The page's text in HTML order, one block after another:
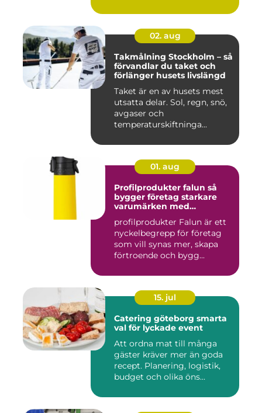
02. aug
Takmålning Stockholm – så
förvandlar du taket och
förlänger husets livslängd
Taket är en av husets mest
utsatta delar. Sol, regn, snö,
avgaser och
temperaturskiftninga...
01. aug
Profilprodukter falun så
bygger företag starkare
varumärken med
profilprodukter Falun är ett
nyckelbegrepp för företag
som vill synas mer, skapa
förtroende och bygg...
15. jul
Catering göteborg smarta
val för lyckade event
Att ordna mat till många
gäster kräver mer än goda
recept. Planering, logistik,
budget och olika öns...